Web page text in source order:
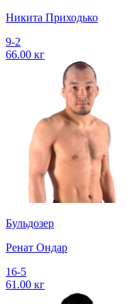
Никита Приходько
9-2
66.00 кг
Бульдозер
Ренат Ондар
16-5
61.00 кг